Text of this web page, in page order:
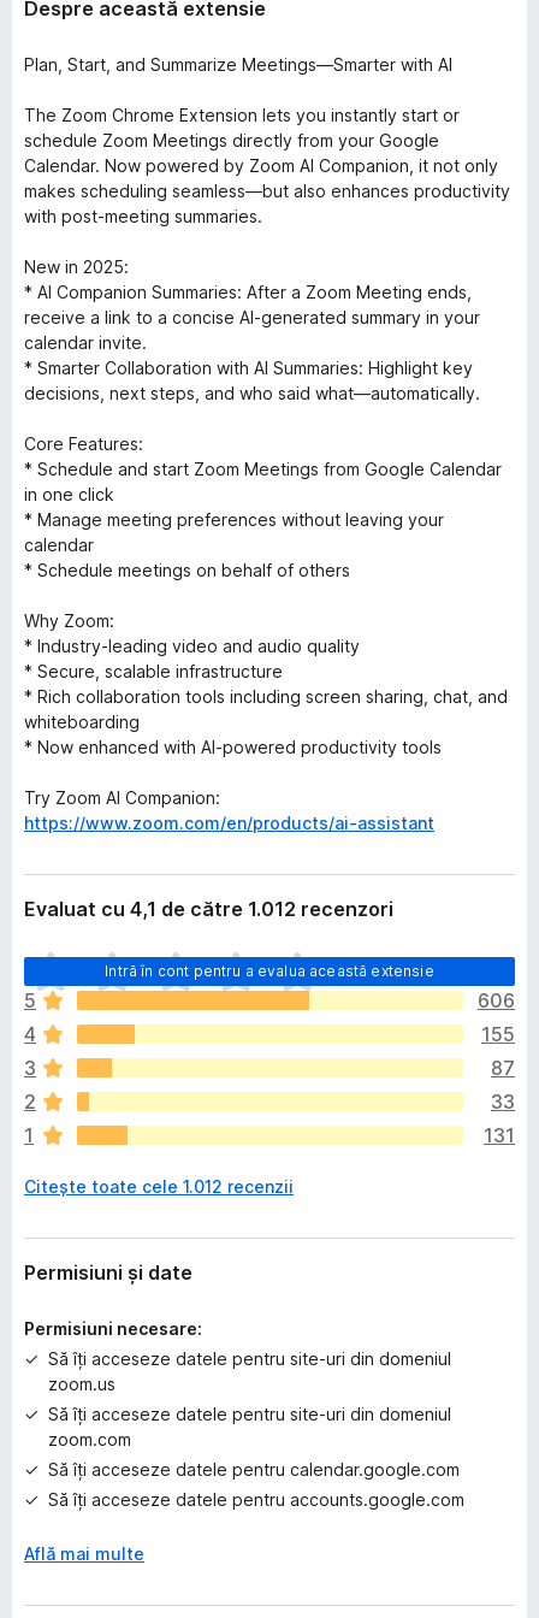
Despre această extensie
Plan, Start, and Summarize Meetings—Smarter with AI
The Zoom Chrome Extension lets you instantly start or
schedule Zoom Meetings directly from your Google
Calendar. Now powered by Zoom AI Companion, it not only
makes scheduling seamless—but also enhances productivity
with post-meeting summaries.
New in 2025:
* AI Companion Summaries: After a Zoom Meeting ends,
receive a link to a concise AI-generated summary in your
calendar invite.
* Smarter Collaboration with AI Summaries: Highlight key
decisions, next steps, and who said what—automatically.
Core Features:
* Schedule and start Zoom Meetings from Google Calendar
in one click
* Manage meeting preferences without leaving your
calendar
* Schedule meetings on behalf of others
Why Zoom:
* Industry-leading video and audio quality
* Secure, scalable infrastructure
* Rich collaboration tools including screen sharing, chat, and
whiteboarding
* Now enhanced with AI-powered productivity tools
Try Zoom AI Companion:
https://www.zoom.com/en/products/ai-assistant
Evaluat cu 4,1 de către 1.012 recenzori
Intră în cont pentru a evalua această extensie
N
u
e
x
i
s
t
ă
n
ă
e
a
u
r
5
606
4
155
3
87
2
33
1
131
Citește toate cele 1.012 recenzii
Permisiuni și date
Permisiuni necesare:
Să îți acceseze datele pentru site-uri din domeniul
zoom.us
Să îți acceseze datele pentru site-uri din domeniul
zoom.com
Să îți acceseze datele pentru calendar.google.com
Să îți acceseze datele pentru accounts.google.com
Află mai multe